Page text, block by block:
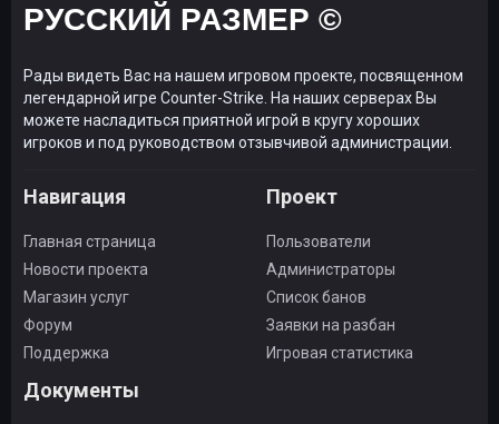
РУССКИЙ РАЗМЕР ©
Рады видеть Вас на нашем игровом проекте, посвященном
легендарной игре Counter-Strike. На наших серверах Вы
можете насладиться приятной игрой в кругу хороших
игроков и под руководством отзывчивой администрации.
Навигация
Главная страница
Новости проекта
Магазин услуг
Форум
Поддержка
Проект
Пользователи
Администраторы
Список банов
Заявки на разбан
Игровая статистика
Документы